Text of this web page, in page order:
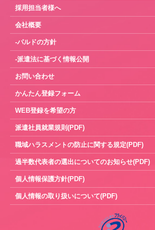
採用担当者様へ
会社概要
-パルドの方針
-派遣法に基づく情報公開
お問い合わせ
かんたん登録フォーム
WEB登録を希望の方
派遣社員就業規則(PDF)
職域ハラスメントの防止に関する規定(PDF)
過半数代表者の選出についてのお知らせ(PDF)
個人情報保護方針(PDF)
個人情報の取り扱いについて(PDF)